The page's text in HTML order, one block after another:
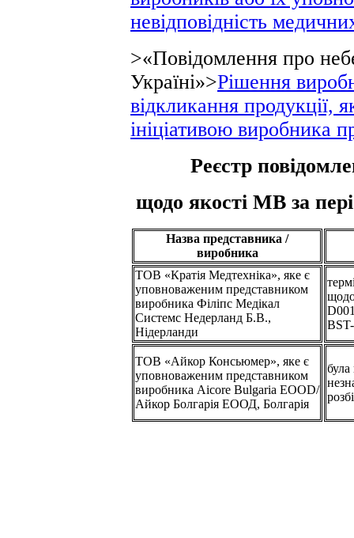
невідповідність
>«Повідомлення про
Україні»>Рішення
відкликання продукції,
ініціативою виробника
Реєстр
щодо якості МВ за
Назва представника /
виробника
ТОВ «Кратія Медтехніка», яке є
уповноваженим представником
виробника Філіпс Медікал
Системс Недерланд Б.В.,
Нідерланди
ТОВ «Айкор Консьюмер», яке є
уповноваженим представником
виробника Aicore Bulgaria EOOD/
Айкор Болгарія ЕООД, Болгарія
була